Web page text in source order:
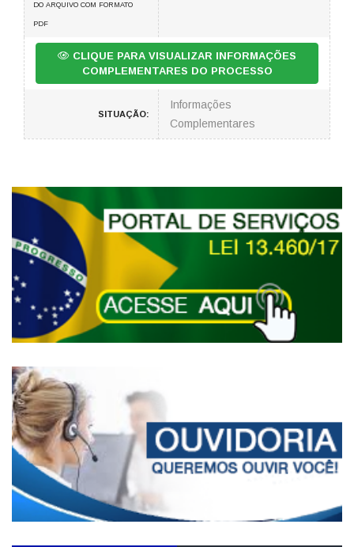
DO ARQUIVO COM FORMATO
PDF
CLIQUE PARA VISUALIZAR INFORMAÇÕES
COMPLEMENTARES DO PROCESSO
SITUAÇÃO:
Informações
Complementares